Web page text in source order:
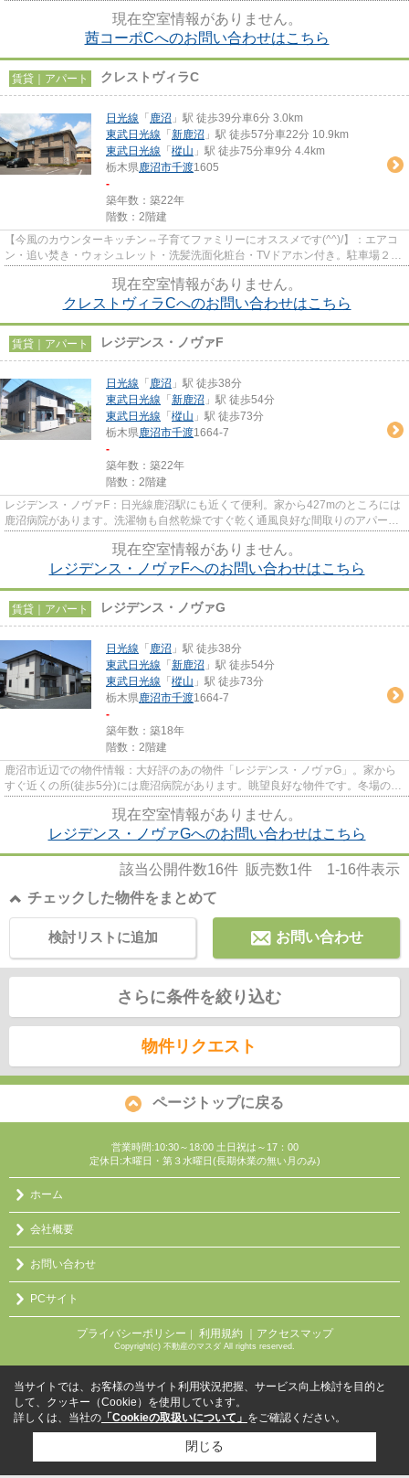
現在空室情報がありません。
茜コーポCへのお問い合わせはこちら
賃貸｜アパート クレストヴィラC
日光線 「 鹿沼 」駅 徒歩39分車6分 3.0km
東武日光線 「 新鹿沼 」駅 徒歩57分車22分 10.9km
東武日光線 「 樅山 」駅 徒歩75分車9分 4.4km
栃木県鹿沼市千渡1605
-
築年数：築22年
階数：2階建
【今風のカウンターキッチン⇔子育てファミリーにオススメです(^^)/】：エアコ
ン・追い焚き・ウォシュレット・洗髪洗面化粧台・TVドアホン付き。駐車場２台
現在空室情報がありません。
クレストヴィラCへのお問い合わせはこちら
賃貸｜アパート レジデンス・ノヴァF
日光線 「 鹿沼 」駅 徒歩38分
東武日光線 「 新鹿沼 」駅 徒歩54分
東武日光線 「 樅山 」駅 徒歩73分
栃木県鹿沼市千渡1664-7
-
築年数：築22年
階数：2階建
レジデンス・ノヴァF：日光線鹿沼駅にも近くて便利。家から427mのところには
鹿沼病院があります。洗濯物も自然乾燥ですぐ乾く通風良好な間取りのアパー
現在空室情報がありません。
レジデンス・ノヴァFへのお問い合わせはこちら
賃貸｜アパート レジデンス・ノヴァG
日光線 「 鹿沼 」駅 徒歩38分
東武日光線 「 新鹿沼 」駅 徒歩54分
東武日光線 「 樅山 」駅 徒歩73分
栃木県鹿沼市千渡1664-7
-
築年数：築18年
階数：2階建
鹿沼市近辺での物件情報：大好評のあの物件「レジデンス・ノヴァG」。家から
すぐ近くの所(徒歩5分)には鹿沼病院があります。眺望良好な物件です。冬場の換
現在空室情報がありません。
レジデンス・ノヴァGへのお問い合わせはこちら
該当公開件数16件 販売数1件 1-16件表示
チェックした物件をまとめて
お問い合わせ
検討リストに追加
さらに条件を絞り込む
物件リクエスト
ページトップに戻る
営業時間:10:30～18:00 土日祝は～17：00
定休日:木曜日・第３水曜日(長期休業の無い月のみ)
ホーム
会社概要
お問い合わせ
PCサイト
プライバシーポリシー ｜ 利用規約 ｜アクセスマップ
Copyright(c) 不動産のマスダ All rights reserved.
当サイトでは、お客様の当サイト利用状況把握、サービス向上検討を目的と
して、クッキー（Cookie）を使用しています。
詳しくは、当社の 「Cookieの取扱いについて」 をご確認ください。
閉じる